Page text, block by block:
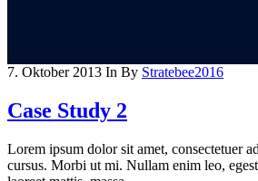
7. Oktober 2013 In By Stratebee2016
Case Study 2
Lorem ipsum dolor sit amet, consectetuer
cursus. Morbi ut mi. Nullam enim leo,